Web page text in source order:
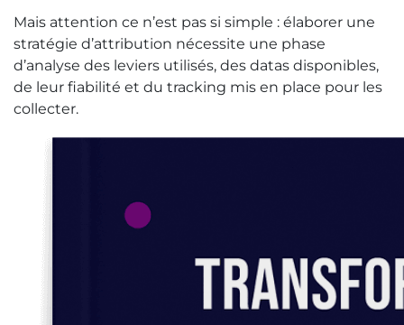
Mais attention ce n’est pas si simple : élaborer une
stratégie d’attribution nécessite une phase
d’analyse des leviers utilisés, des datas disponibles,
de leur fiabilité et du tracking mis en place pour les
collecter.